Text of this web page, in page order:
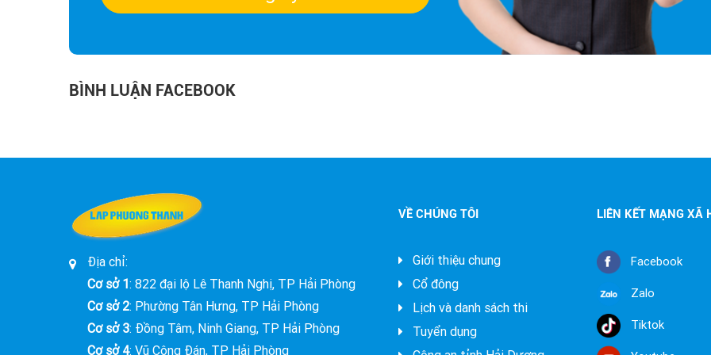
BÌNH LUẬN FACEBOOK
Địa chỉ:
Cơ sở 1: 822 đại lộ Lê Thanh Nghị, TP Hải Phòng
Cơ sở 2: Phường Tân Hưng, TP Hải Phòng
Cơ sở 3: Đồng Tâm, Ninh Giang, TP Hải Phòng
Cơ sở 4: Vũ Công Đán, TP Hải Phòng
VỀ CHÚNG TÔI
Giới thiệu chung
Cổ đông
Lịch và danh sách thi
Tuyển dụng
LIÊN KẾT MẠNG XÃ
Facebook
Zalo
Tiktok